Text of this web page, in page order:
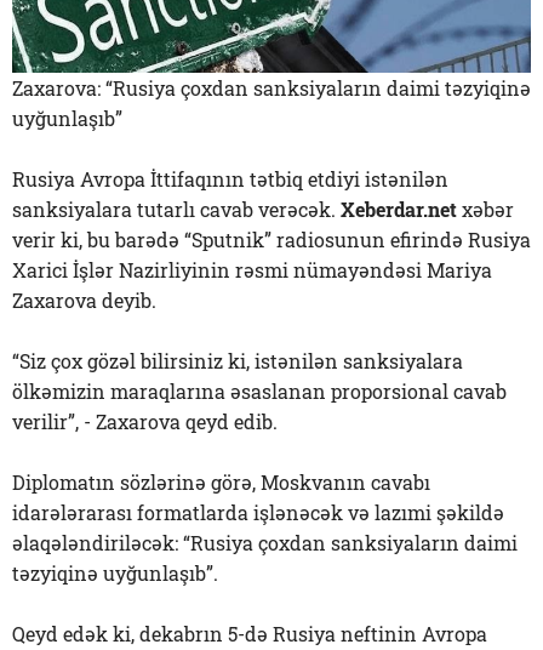
Zaxarova: “Rusiya çoxdan sanksiyaların daimi təzyiqinə
uyğunlaşıb”
Rusiya Avropa İttifaqının tətbiq etdiyi istənilən
sanksiyalara tutarlı cavab verəcək. Xeberdar.netxəbər
verir ki, bu barədə “Sputnik” radiosunun efirində Rusiya
Xarici İşlər Nazirliyinin rəsmi nümayəndəsi Mariya
Zaxarova deyib.
“Siz çox gözəl bilirsiniz ki, istənilən sanksiyalara
ölkəmizin maraqlarına əsaslanan proporsional cavab
verilir”, - Zaxarova qeyd edib.
Diplomatın sözlərinə görə, Moskvanın cavabı
idarələrarası formatlarda işlənəcək və lazımi şəkildə
əlaqələndiriləcək: “Rusiya çoxdan sanksiyaların daimi
təzyiqinə uyğunlaşıb”.
Qeyd edək ki, dekabrın 5-də Rusiya neftinin Avropa